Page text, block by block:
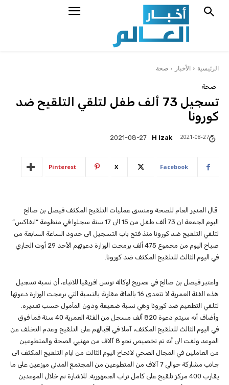
الرئيسية الأخبار صحة
صحة
تسجيل 73 ألف طفل لتلقي التلقيح ضد
كورونا
H Izak
2021-08-27 2021-08-27
Facebook
X
Pinterest
قال المدير العام للصحة ومنسق عمليات التلقيح المكثف فيصل بن صالح
اليوم الجمعة ان 73 ألف طفل من 15 الى 17 سنة سجلوا في منظومة “ايفاكس”
لتلقي التلقيح ضد كورونا منذ فتح باب التسجيل الى حدود الساعة السابعة من
صباح اليوم من مجموع 475 ألف برمجت الوزارة دعوتهم الأحد 29 أوت الجاري
في اليوم الثالث للتلقيح المكثف ضد كورونا.
واعتبر فيصل بن صالح في تصريح لوكالة تونس افريقيا للانباء، أن نسبة تسجيل
هذه الفئة العمرية لا تتعدى 16 بالمائة مقارنة بالنسبة التي برمجت الوزارة دعوتها
لتلقي التطعيم ضد كورونا وهي نسبة ضعيفة ودون المأمول حسب تقديره.
وأضاف أنه سيتم دعوة 820 ألف مسجل من الفئة العمرية 40 سنة فما فوق
في اليوم الثالث للتلقيح المكثف، آملا في اقبالهم على التلقيح وعدم التخلف عن
الموعد ولفت الى أنه تم تخصيص نحو 8 آلاف من مهنيي الصحة والمتطوعين
من العاملين في المجال الصحي لانجاح اليوم الثالث من ايام التلقيح المكثف الى
جانب مشاركة حوالي 7 آلاف من المتطوعين من المجتمع المدني موزعين على ما
يقارب 400 مركز تلقيح على كامل تراب الجمهورية. للاشارة تم خلال الموعدين